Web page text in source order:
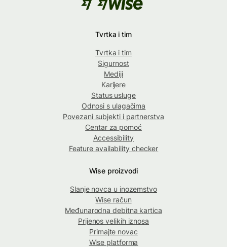
Tvrtka i tim
Tvrtka i tim
Sigurnost
Mediji
Karijere
Status usluge
Odnosi s ulagačima
Povezani subjekti i partnerstva
Centar za pomoć
Accessibility
Feature availability checker
Wise proizvodi
Slanje novca u inozemstvo
Wise račun
Međunarodna debitna kartica
Prijenos velikih iznosa
Primajte novac
Wise platforma